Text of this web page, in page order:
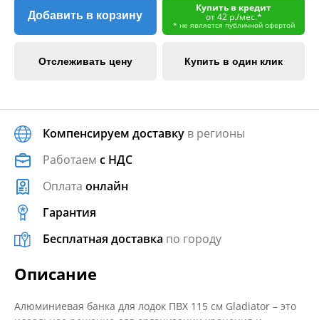
Добавить в корзину
Купить в кредит
от 42 р./мес.*
* не является публичной офертой
Отслеживать цену Купить в один клик
Компенсируем доставку в регионы
Работаем с НДС
Оплата онлайн
Гарантия
Бесплатная доставка по городу
Описание
Алюминиевая банка для лодок ПВХ 115 см Gladiator – это